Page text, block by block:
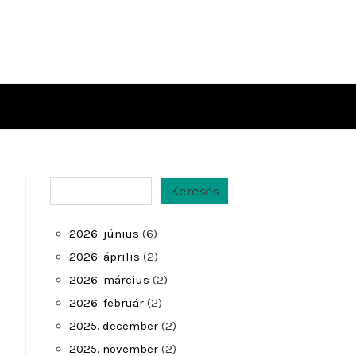
Keresés
2026. június (6)
2026. április (2)
2026. március (2)
2026. február (2)
2025. december (2)
2025. november (2)